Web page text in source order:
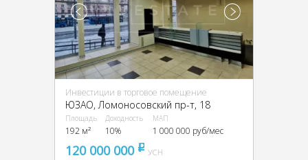
Инвестиции в торговое помещение
ЮЗАО, Ломоносовский пр-т, 18
Площадь
192 м²
Доходность
10%
МАП
1 000 000 руб/мес
120 000 000 pуб
УСН